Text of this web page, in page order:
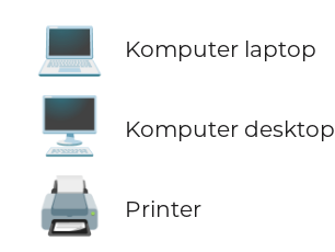
💻 Komputer laptop
🖥️ Komputer desktop
🖨️ Printer